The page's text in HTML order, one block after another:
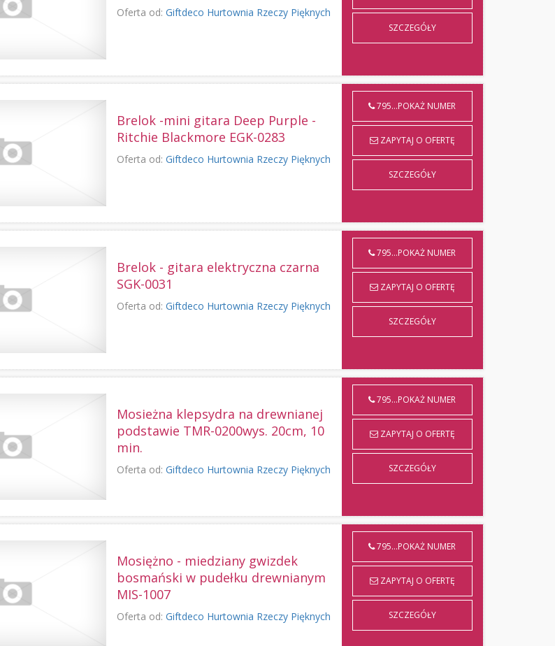
Oferta od:Giftdeco Hurtownia Rzeczy Pięknych
SZCZEGÓŁY
Brelok -mini gitara Deep Purple -
Ritchie Blackmore EGK-0283
Oferta od:Giftdeco Hurtownia Rzeczy Pięknych
795...POKAŻ NUMER
ZAPYTAJ O OFERTĘ
SZCZEGÓŁY
Brelok - gitara elektryczna czarna
SGK-0031
Oferta od:Giftdeco Hurtownia Rzeczy Pięknych
795...POKAŻ NUMER
ZAPYTAJ O OFERTĘ
SZCZEGÓŁY
Mosieżna klepsydra na drewnianej
podstawie TMR-0200wys. 20cm, 10
min.
Oferta od:Giftdeco Hurtownia Rzeczy Pięknych
795...POKAŻ NUMER
ZAPYTAJ O OFERTĘ
SZCZEGÓŁY
Mosiężno - miedziany gwizdek
bosmański w pudełku drewnianym
MIS-1007
Oferta od:Giftdeco Hurtownia Rzeczy Pięknych
795...POKAŻ NUMER
ZAPYTAJ O OFERTĘ
SZCZEGÓŁY